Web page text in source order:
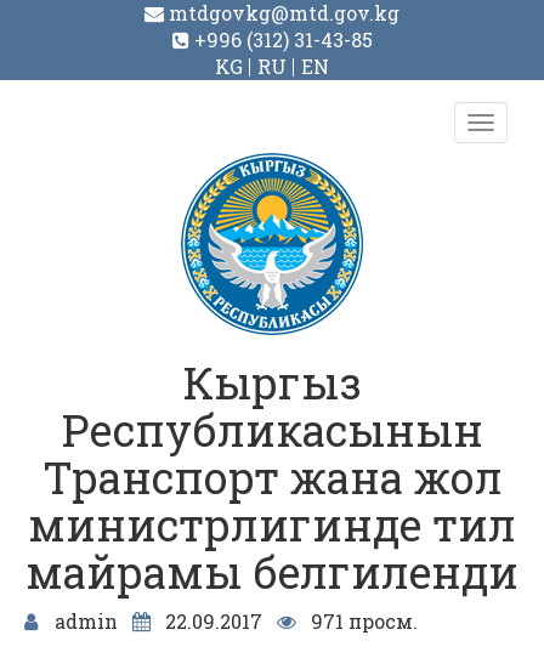
mtdgovkg@mtd.gov.kg
+996 (312) 31-43-85
KG
RU EN
Toggle
Кыргыз
Республикасынын
Транспорт жана жол
министрлигинде тил
майрамы белгиленди
admin 22.09.2017
971 просм.